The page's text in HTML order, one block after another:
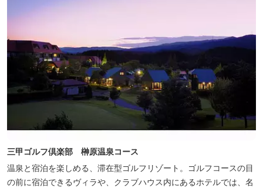
三甲ゴルフ倶楽部 榊原温泉コース
温泉と宿泊を楽しめる、滞在型ゴルフリゾート。ゴルフコースの目
の前に宿泊できるヴィラや、クラブハウス内にあるホテルでは、名